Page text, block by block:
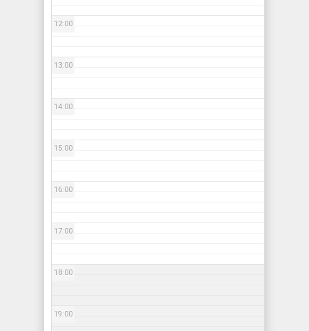
12:00
13:00
14:00
15:00
16:00
17:00
18:00
19:00